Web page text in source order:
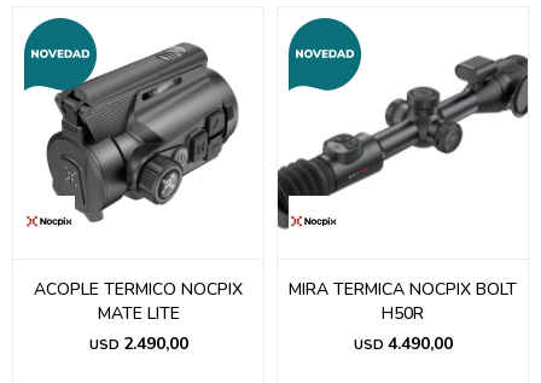
ACOPLE TERMICO NOCPIX
MATE LITE
USD 2.490,00
MIRA TERMICA NOCPIX BOLT
H50R
USD 4.490,00